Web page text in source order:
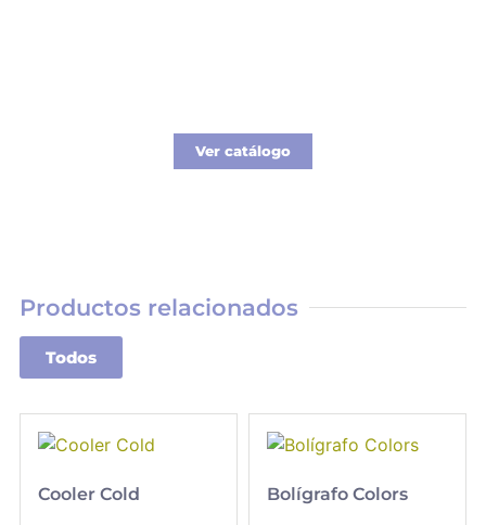
Ver catálogo
Productos relacionados
Todos
Cooler Cold Bolígrafo Colors